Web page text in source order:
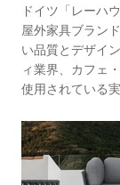
ドイツ「レーハ
屋外家具ブラン
い品質とデザイ
ィ業界、カフェ
使用されている